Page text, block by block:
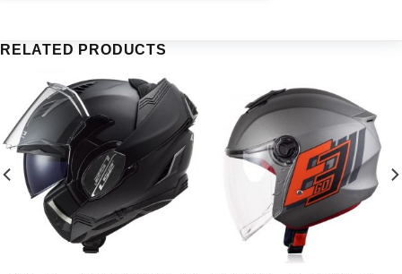
RELATED PRODUCTS